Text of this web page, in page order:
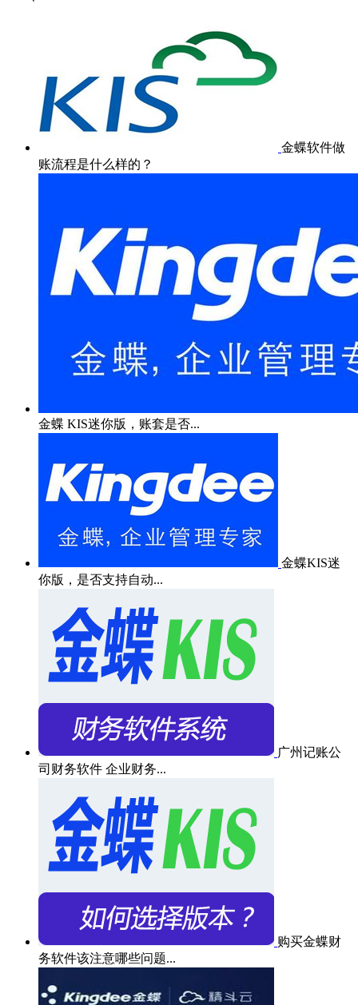
金蝶软件做
账流程是什么样的？
金蝶 KIS迷你版，账套是否...
金蝶KIS迷
你版，是否支持自动...
广州记账公
司财务软件 企业财务...
购买金蝶财
务软件该注意哪些问题...